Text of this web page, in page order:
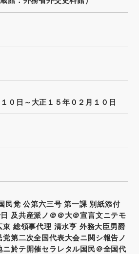
０日～大正１５年０２月１０日
民党 公第六三号 第一課 別紙添付
及共産派ノ＠＠大＠宣言文ニテモ
東 総領事代理 清水亨 外務大臣男爵
第二次全国代表大会ニ関シ報告ノ
於テ開催セラレタル国民＠全国代